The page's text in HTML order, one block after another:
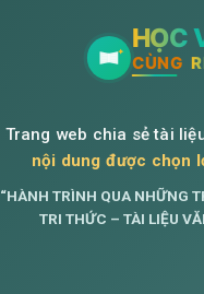
Trang web chia sẻ tài
nội dung được chọn
“HÀNH TRÌNH QUA NHỮNG
TRI THỨC – TÀI LIỆU